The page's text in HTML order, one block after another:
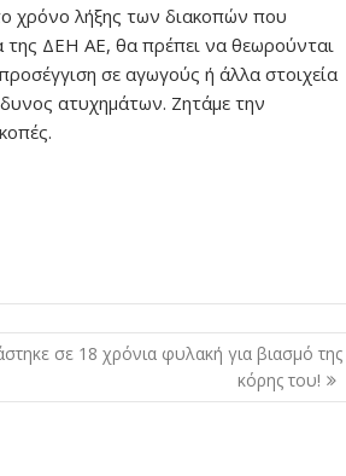
χρόνο λήξης των διακοπών που
της ΔΕΗ ΑΕ, θα πρέπει να θεωρούνται
σε αγωγούς ή άλλα στοιχεία
ατυχημάτων. Ζητάμε την
σε 18 χρόνια φυλακή για βιασμό της
κόρης του!